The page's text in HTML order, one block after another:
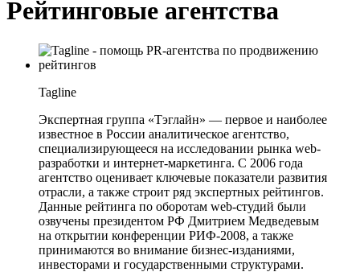
Рейтинговые агентства
Tagline
Экспертная группа «Тэглайн» — первое и наиболее
известное в России аналитическое агентство,
специализирующееся на исследовании рынка web-
разработки и интернет-маркетинга. С 2006 года
агентство оценивает ключевые показатели развития
отрасли, а также строит ряд экспертных рейтингов.
Данные рейтинга по оборотам web-студий были
озвучены президентом РФ Дмитрием Медведевым
на открытии конференции РИФ-2008, а также
принимаются во внимание бизнес-изданиями,
инвесторами и государственными структурами.